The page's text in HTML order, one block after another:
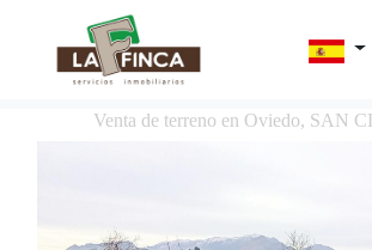
Venta de terreno en Oviedo, SAN